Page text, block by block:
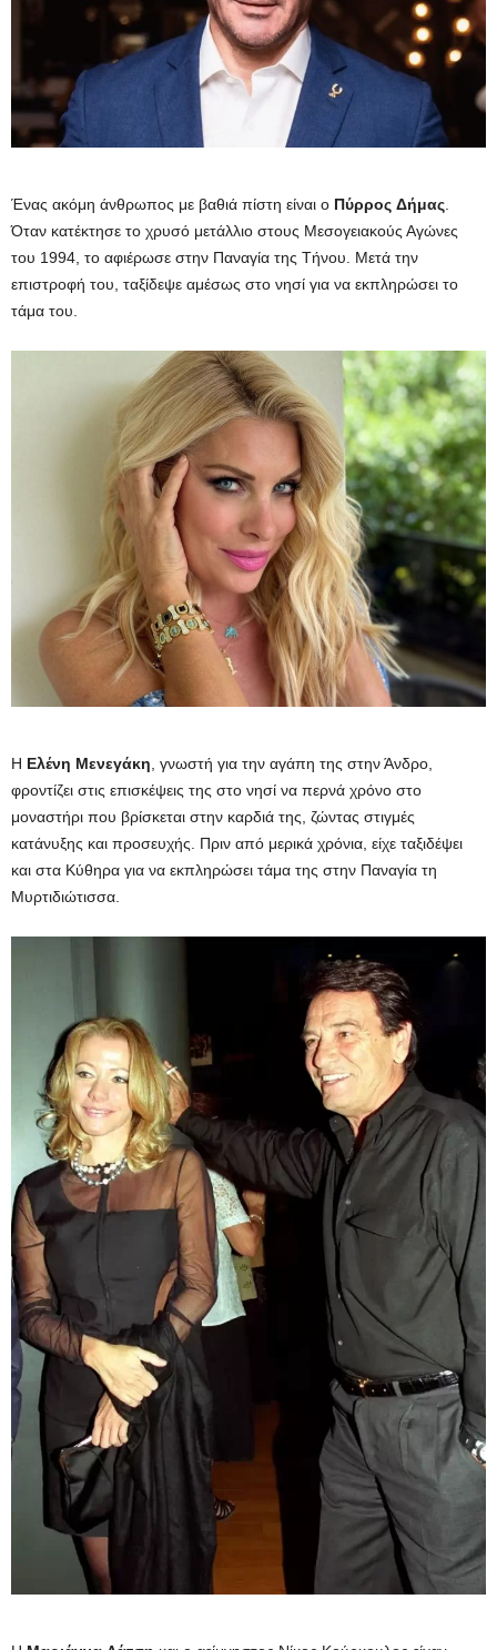
Ένας ακόμη άνθρωπος με βαθιά πίστη είναι ο Πύρρος Δήμας
Όταν κατέκτησε το χρυσό μετάλλιο στους Μεσογειακούς Αγώνες
του 1994, το αφιέρωσε στην Παναγία της Τήνου. Μετά την
επιστροφή του, ταξίδεψε αμέσως στο νησί για να εκπληρώσει το
τάμα του.
Η Ελένη Μενεγάκη , γνωστή για την αγάπη της στην Άνδρο,
φροντίζει στις επισκέψεις της στο νησί να περνά χρόνο στο
μοναστήρι που βρίσκεται στην καρδιά της, ζώντας στιγμές
κατάνυξης και προσευχής. Πριν από μερικά χρόνια, είχε ταξιδέψει
και στα Κύθηρα για να εκπληρώσει τάμα της στην Παναγία τη
Μυρτιδιώτισσα.